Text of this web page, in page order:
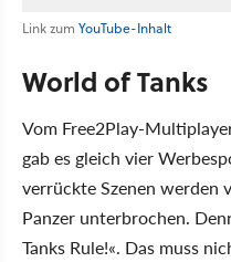
Link zum YouTube-Inhalt
World of Tanks
Vom Free2Play-
gab es gleich vier
verrückte Szenen werden
Panzer unterbrochen.
Tanks Rule!«. Das muss